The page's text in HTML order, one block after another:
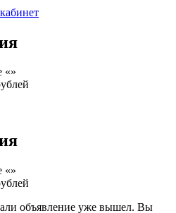
«»
«»
объявление уже вышел. Вы